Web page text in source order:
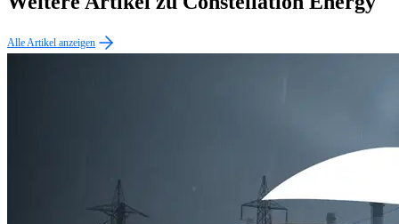
Alle Artikel anzeigen